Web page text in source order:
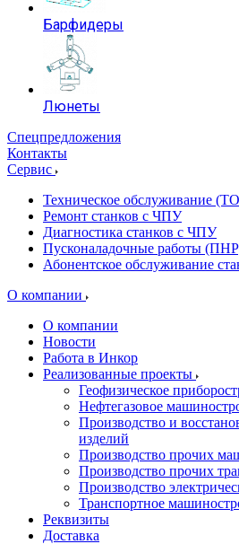
Барфидеры
Люнеты
Спецпредложения
Контакты
Сервис
Техническое обслуживание
Ремонт станков с ЧПУ
Диагностика станков с ЧПУ
Пусконаладочные работы
Абонентское обслуживание
О компании
О компании
Новости
Работа в Инкор
Реализованные проекты
Геофизическое
Нефтегазовое
Производство и
изделий
Производство прочих
Производство прочих
Производство
Транспортное
Реквизиты
Доставка